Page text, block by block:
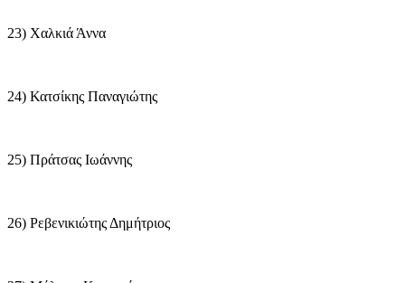
23) Χαλκιά Άννα
24) Κατσίκης Παναγιώτης
25) Πράτσας Ιωάννης
26) Ρεβενικιώτης Δημήτριος